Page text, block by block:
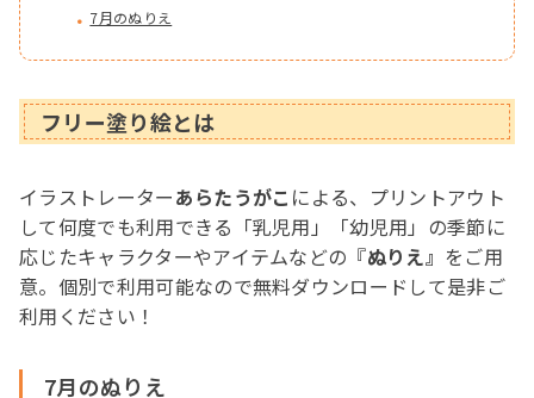
7月のぬりえ
フリー塗り絵とは
イラストレーターあらたうがこ による、プリントアウト
して何度でも利用できる「乳児用」「幼児用」の季節に
応じたキャラクターやアイテムなどの『ぬりえ』 をご用
意。個別で利用可能なので無料ダウンロードして是非ご
利用ください！
7月のぬりえ